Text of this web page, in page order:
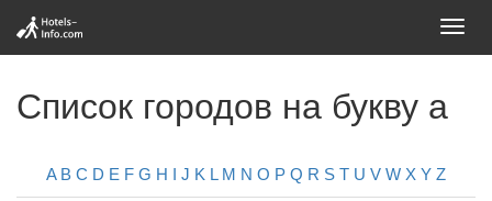
Список городов на букву a
A B C D E F G H I J K L M N O P Q R S T U V W X Y Z